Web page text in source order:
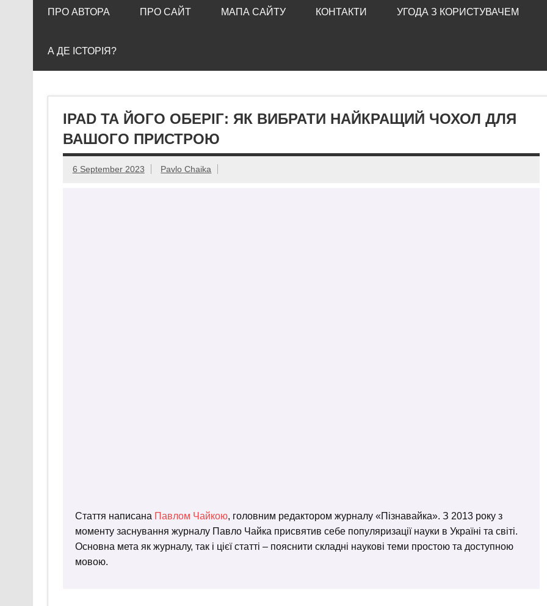
ПРО АВТОРА ПРО САЙТ МАПА САЙТУ КОНТАКТИ УГОДА З КОРИСТУВАЧЕМ
А ДЕ ІСТОРІЯ?
IPAD ТА ЙОГО ОБЕРІГ: ЯК ВИБРАТИ НАЙКРАЩИЙ ЧОХОЛ ДЛЯ
ВАШОГО ПРИСТРОЮ
6 September 2023 Pavlo Chaika
Стаття написана Павлом Чайкою, головним редактором журналу «Пізнавайка». З 2013 року з
моменту заснування журналу Павло Чайка присвятив себе популяризації науки в Україні та світі.
Основна мета як журналу, так і цієї статті – пояснити складні наукові теми простою та доступною
мовою.